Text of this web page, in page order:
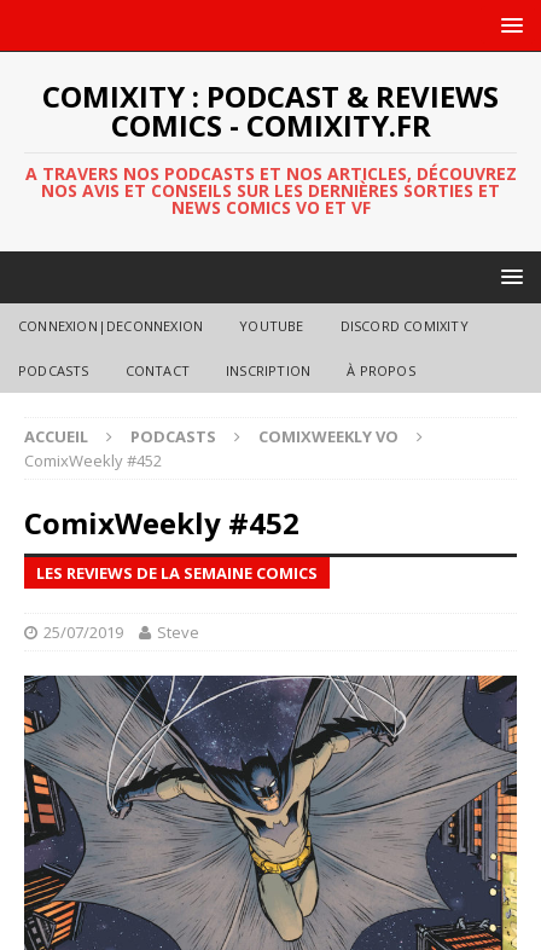
COMIXITY : PODCAST & REVIEWS
COMICS - COMIXITY.FR
A TRAVERS NOS PODCASTS ET NOS ARTICLES, DÉCOUVREZ
NOS AVIS ET CONSEILS SUR LES DERNIÈRES SORTIES ET
NEWS COMICS VO ET VF
CONNEXION|DECONNEXION YOUTUBE DISCORD COMIXITY
PODCASTS CONTACT INSCRIPTION À PROPOS
ACCUEIL PODCASTS
COMIXWEEKLY VO
ComixWeekly #452
ComixWeekly #452
LES REVIEWS DE LA SEMAINE COMICS
25/07/2019 Steve